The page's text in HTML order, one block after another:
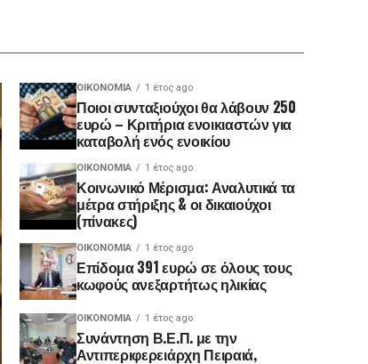
ΟΙΚΟΝΟΜΊΑ 1 έτος ago
Ποιοι συνταξιούχοι θα λάβουν 250
ευρώ – Κριτήρια ενοικιαστών για
καταβολή ενός ενοικίου
ΟΙΚΟΝΟΜΊΑ 1 έτος ago
Κοινωνικό Μέρισμα: Αναλυτικά τα
μέτρα στήριξης & οι δικαιούχοι
(πίνακες)
ΟΙΚΟΝΟΜΊΑ 1 έτος ago
Επίδομα 391 ευρώ σε όλους τους
κωφούς ανεξαρτήτως ηλικίας
ΟΙΚΟΝΟΜΊΑ 1 έτος ago
Συνάντηση Β.Ε.Π. με την
Αντιπεριφερειάρχη Πειραιά,